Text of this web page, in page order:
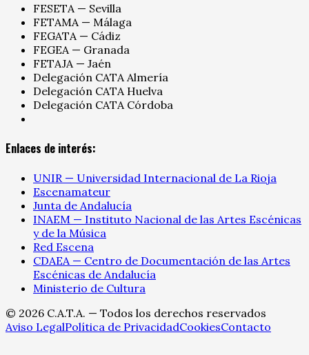
FESETA — Sevilla
FETAMA — Málaga
FEGATA — Cádiz
FEGEA — Granada
FETAJA — Jaén
Delegación CATA Almería
Delegación CATA Huelva
Delegación CATA Córdoba
Enlaces de interés:
UNIR — Universidad Internacional de La Rioja
Escenamateur
Junta de Andalucía
INAEM — Instituto Nacional de las Artes Escénicas
y de la Música
Red Escena
CDAEA — Centro de Documentación de las Artes
Escénicas de Andalucía
Ministerio de Cultura
© 2026 C.A.T.A. — Todos los derechos reservados
Aviso LegalPolítica de PrivacidadCookiesContacto